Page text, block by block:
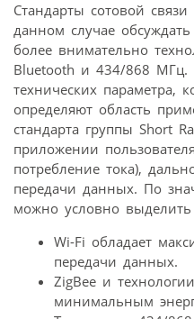
Стандарты сотовой связи
данном случае
более внимательно
Bluetooth и 434/868 МГц.
технических параметра,
определяют область
стандарта группы Short
приложении
потребление тока),
передачи данных. По
можно условно
Wi-Fi обладает
передачи данных.
ZigBee и
минимальным